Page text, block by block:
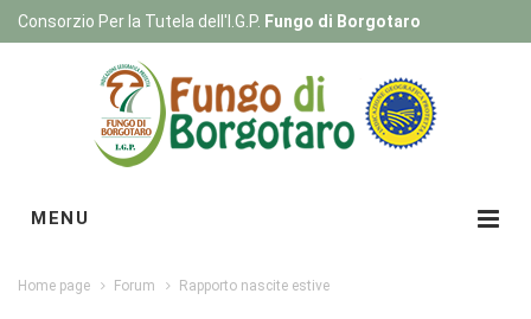
Consorzio Per la Tutela dell'I.G.P. Fungo di Borgotaro
MENU
Home page Forum Rapporto nascite estive